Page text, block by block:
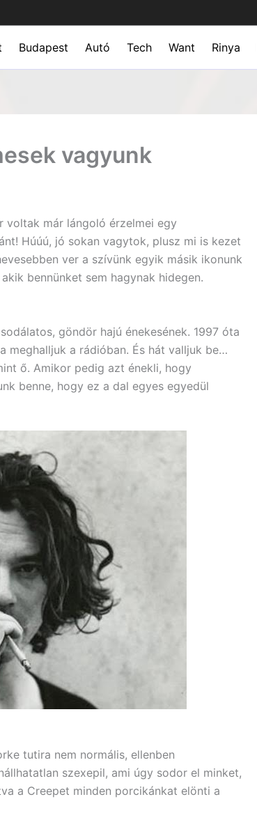
Budapest Autó Tech Want Rinya
vagyunk
voltak már lángoló érzelmei egy
Húúú, jó sokan vagytok, plusz mi is kezet
ver a szívünk egyik másik ikonunk
bennünket sem hagynak hidegen.
göndör hajú énekesének. 1997 óta
meghalljuk a rádióban. És hát valljuk be…
ő. Amikor pedig azt énekli, hogy
benne, hogy ez a dal egyes egyedül
tutira nem normális, ellenben
szexepil, ami úgy sodor el minket,
a Creepet minden porcikánkat elönti a